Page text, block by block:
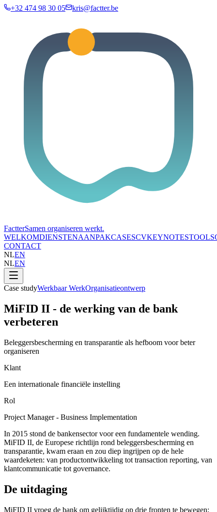
+32 474 98 30 05 kris@factter.be
FactterSamen organiseren werkt.
WELKOMDIENSTENAANPAKCASESCVKEYNOTESTOOLS
CONTACT
NLEN
NLEN
Case studyWerkbaar WerkOrganisatieontwerp
MiFID II - de werking van de bank
verbeteren
Beleggersbescherming en transparantie als hefboom voor beter
organiseren
Klant
Een internationale financiële instelling
Rol
Project Manager - Business Implementation
In 2015 stond de bankensector voor een fundamentele wending.
MiFID II, de Europese richtlijn rond beleggersbescherming en
transparantie, kwam eraan en zou diep ingrijpen op de hele
waardeketen: van productontwikkeling tot transaction reporting, van
klantcommunicatie tot governance.
De uitdaging
MiFID II vroeg de bank om gelijktijdig op drie fronten te bewegen: